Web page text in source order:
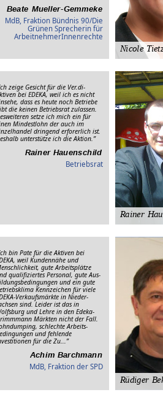
MdB, Fraktion Bündnis 90/Die
Grünen Sprecherin für
ArbeitnehmerInnenrechte
zeige Gesicht für die Ver.di-
bei EDEKA, weil ich es nicht
dass es heute noch Betriebe
die keinen Betriebsrat zulassen.
setze ich mich ein für
Mindestlohn der auch im
dringend erforerlich ist.
unterstütze ich die Aktion.”
Betriebsrat
bin Pate für die Aktiven bei
weil Kunden­nähe und
gute Arbeits­plätze
qualifi­ziertes Personal, gute Aus­
und ein gute
Kenn­zeichen für viele
Verkaufs­märkte in Nieder­
sind. Leider ist das in
und Lehre in den Edeka-
Märkten nicht der Fall.
schlechte Arbeits­
und fehlende
für die Zu...”
MdB, Fraktion der SPD